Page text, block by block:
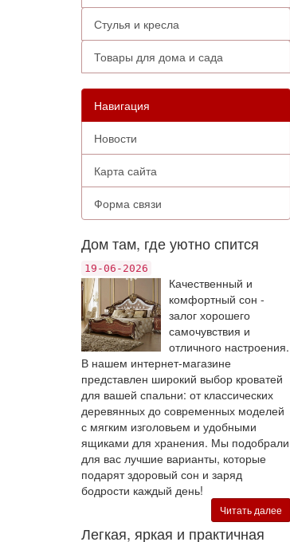
Стулья и кресла
Товары для дома и сада
Навигация
Новости
Карта сайта
Форма связи
Дом там, где уютно спится
19-06-2026
Качественный и
комфортный сон -
залог хорошего
самочувствия и
отличного настроения.
В нашем интернет-магазине
представлен широкий выбор кроватей
для вашей спальни: от классических
деревянных до современных моделей
с мягким изголовьем и удобными
ящиками для хранения. Мы подобрали
для вас лучшие варианты, которые
подарят здоровый сон и заряд
бодрости каждый день!
Читать далее
Легкая, яркая и практичная